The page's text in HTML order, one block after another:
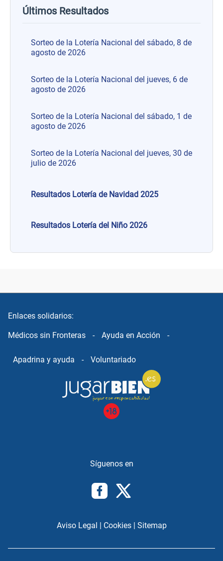
Últimos Resultados
Sorteo de la Lotería Nacional del sábado, 8 de
agosto de 2026
Sorteo de la Lotería Nacional del jueves, 6 de
agosto de 2026
Sorteo de la Lotería Nacional del sábado, 1 de
agosto de 2026
Sorteo de la Lotería Nacional del jueves, 30 de
julio de 2026
Resultados Lotería de Navidad 2025
Resultados Lotería del Niño 2026
Enlaces solidarios:
Médicos sin Fronteras - Ayuda en Acción -
Apadrina y ayuda - Voluntariado
Aviso Legal Cookies| Sitemap